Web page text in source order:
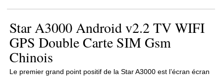
Star A3000 Android v2.2 TV WIFI
GPS Double Carte SIM Gsm
Chinois
Le premier grand point positif de la Star A3000 est l’écran écran